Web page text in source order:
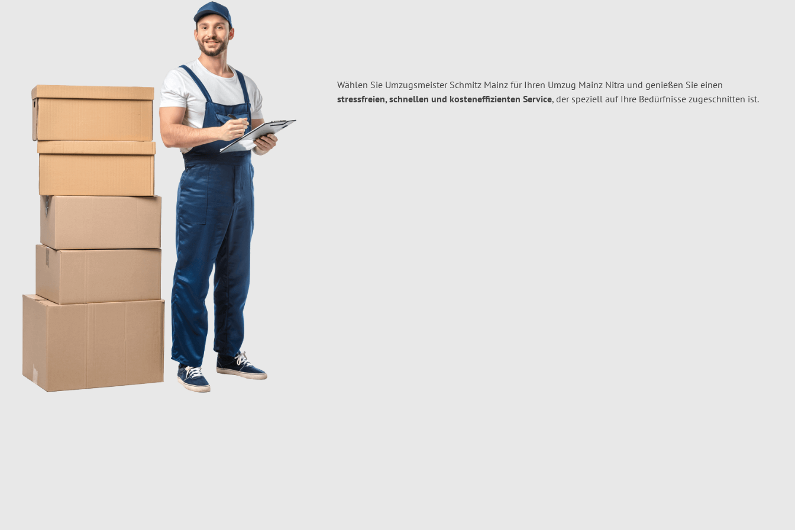
Wählen Sie Umzugsmeister Schmitz Mainz für Ihren Umzug Mainz Nitra und genießen Sie einen
stressfreien, schnellen und kosteneffizienten Service, der speziell auf Ihre Bedürfnisse zugeschnitten ist.